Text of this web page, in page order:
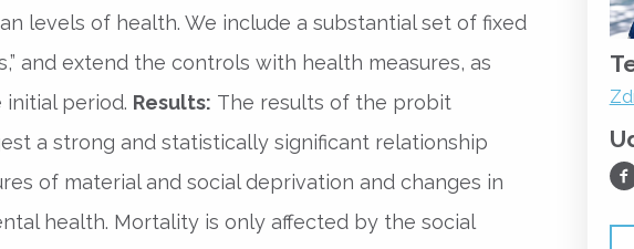
levels of health. We include a substantial set of fixed
and extend the controls with health measures, as
period. Results: The results of the probit
a strong and statistically significant relationship
of material and social deprivation and changes in
health. Mortality is only affected by the social